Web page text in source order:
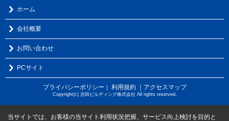
ホーム
会社概要
お問い合わせ
PCサイト
プライバシーポリシー ｜ 利用規約 ｜アクセスマップ
Copyright(c) 吉田ビルディング株式会社 All rights reserved.
当サイトでは、お客様の当サイト利用状況把握、サービス向上検討を目的と